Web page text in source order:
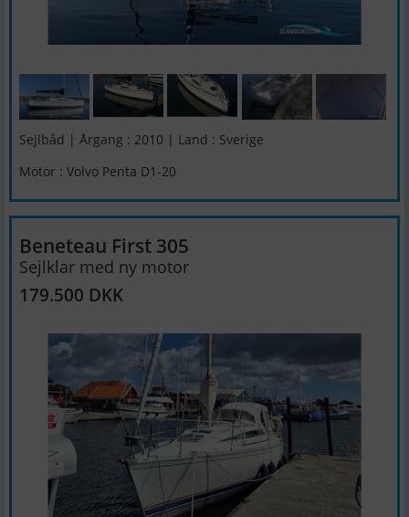
Sejlbåd | Årgang : 2010 | Land : Sverige
Motor : Volvo Penta D1-20
Beneteau First 305
Sejlklar med ny motor
179.500 DKK